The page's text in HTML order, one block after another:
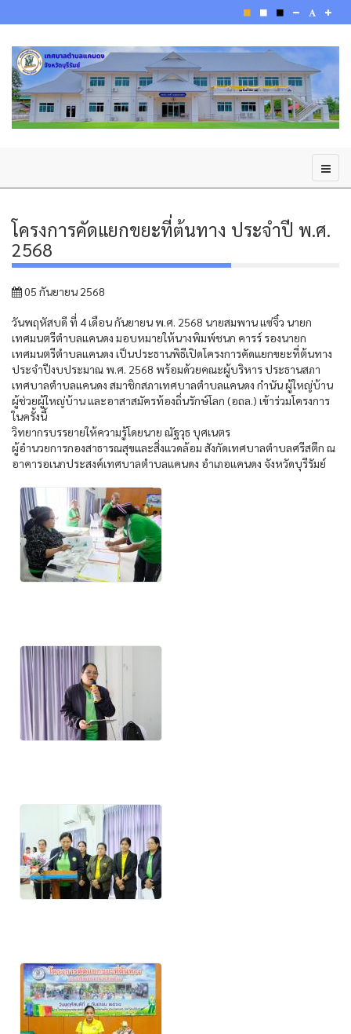
โครงการคัดแยกขยะที่ต้นทาง ประจำปี พ.ศ.
2568
05 กันยายน 2568
วันพฤหัสบดี ที่ 4 เดือน กันยายน พ.ศ. 2568 นายสมพาน แซ่จิ๋ว นายก
เทศมนตรีตำบลแคนดง มอบหมายให้นางพิมพ์ชนก คารร์ รองนายก
เทศมนตรีตำบลแคนดง เป็นประธานพิธีเปิดโครงการคัดแยกขยะที่ต้นทาง
ประจำปีงบประมาณ พ.ศ. 2568 พร้อมด้วยคณะผู้บริหาร ประธานสภา
เทศบาลตำบลแคนดง สมาชิกสภาเทศบาลตำบลแคนดง กำนัน ผู้ใหญ่บ้าน
ผู้ช่วยผู้ใหญ่บ้าน และอาสาสมัครท้องถิ่นรักษ์โลก (อถล.) เข้าร่วมโครงการ
ในครั้งนี้
วิทยากรบรรยายให้ความรู้โดยนาย ณัฐวุธ บุศเนตร
ผู้อำนวยการกองสาธารณสุขและสิ่งแวดล้อม สังกัดเทศบาลตำบลศรีสตึก ณ
อาคารอเนกประสงค์เทศบาลตำบลแคนดง อำเภอแคนดง จังหวัดบุรีรัมย์